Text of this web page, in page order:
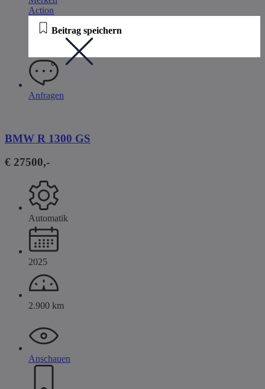
Action
Beitrag speichern
Anfragen
BMW R 1300 GS
€ 27500,-
Automatik
2025
2.900 km
Anschauen